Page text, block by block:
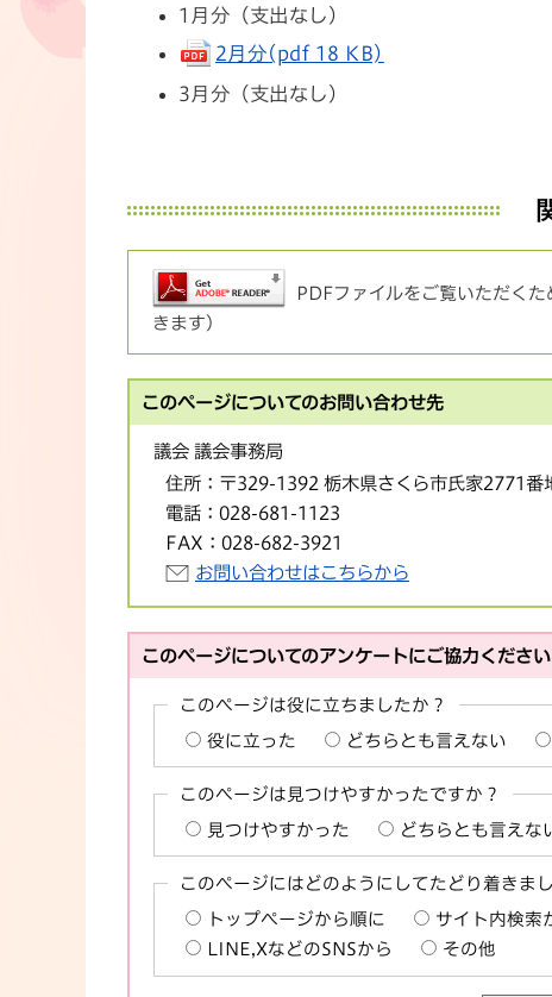
1月分（支出なし）
2月分(pdf 18 KB)
3月分（支出なし）
PDFファイルをご覧いただく
きます）
このページについてのお問い合わせ先
議会 議会事務局
住所： 〒329-1392 栃木県さくら市氏家2771番
電話： 028-681-1123
FAX： 028-682-3921
お問い合わせはこちらから
このページについてのアンケートにご協力ください
このページは役に立ちましたか？
役に立った どちらとも言えない
このページは見つけやすかったですか？
見つけやすかった どちらとも言えな
このページにはどのようにしてたどり着きま
トップページから順に サイト内検索
LINE,XなどのSNSから
その他